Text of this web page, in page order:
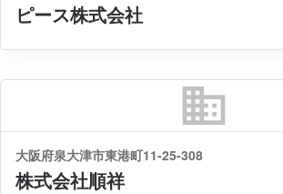
ピース株式会社
business
大阪府泉大津市東港町11-25-308
株式会社順祥